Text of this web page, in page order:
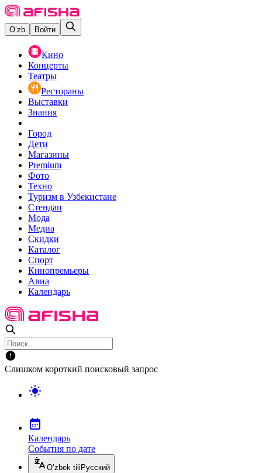
O‘zb Войти
Кино
Концерты
Театры
Рестораны
Выставки
Знания
Город
Дети
Магазины
Premium
Фото
Техно
Туризм в Узбекистане
Стендап
Мода
Медиа
Скидки
Каталог
Спорт
Кинопремьеры
Авиа
Календарь
Слишком короткий поисковый запрос
Календарь
События по дате
O’zbek tili Русский